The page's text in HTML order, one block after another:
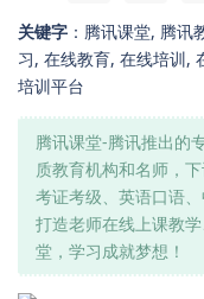
关键字 ：腾讯课堂, 腾
习, 在线教育, 在线培训,
培训平台
腾讯课堂-腾讯推出的
质教育机构和名师，
考证考级、英语口语
打造老师在线上课教
堂，学习成就梦想！